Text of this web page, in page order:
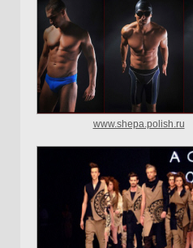
www.shepa.polish.ru